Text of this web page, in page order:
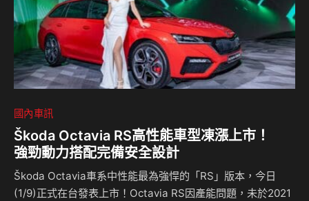
國內車訊
Škoda Octavia RS高性能車型凍漲上市！
強勁動力搭配完備安全設計
Škoda Octavia車系中性能最為強悍的「RS」版本，今日
(1/9)正式在台發表上市！Octavia RS因產能問題，未於2021